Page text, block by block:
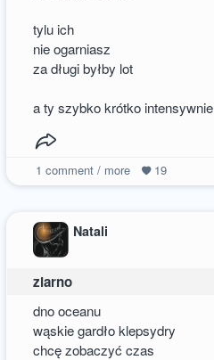
tylu ich
nie ogarniasz
za długi byłby lot
a ty szybko krótko intensywnie
1 comment / more 19
Natali
ziarno
dno oceanu
wąskie gardło klepsydry
chcę zobaczyć czas